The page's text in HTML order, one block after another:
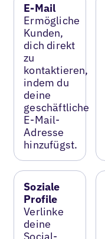
E-Mail
Ermögliche
Kunden,
dich direkt
zu
kontaktieren,
indem du
deine
geschäftliche
E-Mail-
Adresse
hinzufügst.
Soziale
Profile
Verlinke
deine
Social-